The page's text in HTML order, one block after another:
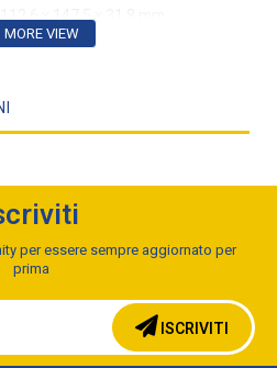
x 147,5 x 31,8 mm
: Internet Explorer 6 Firefox 1.5
- 2.462GHz
MORE VIEW
per essere sempre aggiornato per
prima
ISCRIVITI